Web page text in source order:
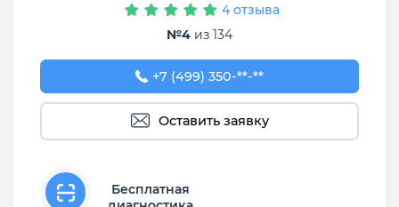
4 отзыва
№4 из 134
+7 (499) 350-12-41
+7 (499) 350-**-**
Оставить заявку
Бесплатная